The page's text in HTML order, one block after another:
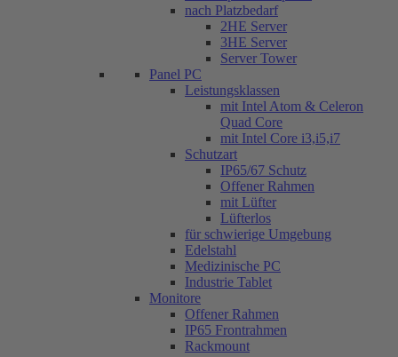
nach Platzbedarf
2HE Server
3HE Server
Server Tower
Panel PC
Leistungsklassen
mit Intel Atom & Celeron
Quad Core
mit Intel Core i3,i5,i7
Schutzart
IP65/67 Schutz
Offener Rahmen
mit Lüfter
Lüfterlos
für schwierige Umgebung
Edelstahl
Medizinische PC
Industrie Tablet
Monitore
Offener Rahmen
IP65 Frontrahmen
Rackmount